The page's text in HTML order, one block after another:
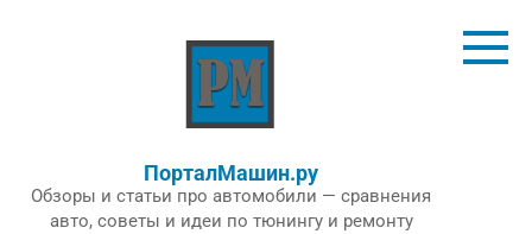
ПорталМашин.ру
Обзоры и статьи про автомобили — сравнения
авто, советы и идеи по тюнингу и ремонту